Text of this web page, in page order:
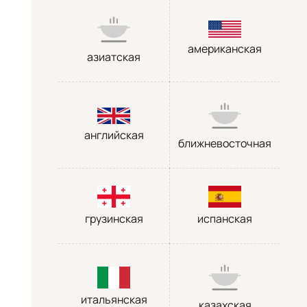
азиатская
американская
английская
ближневосточная
грузинская испанская
итальянская